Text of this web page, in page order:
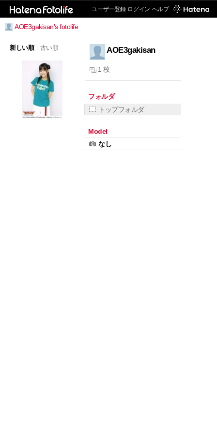
ユーザー登録 ログイン ヘルプ
AOE3gakisan's fotolife
新しい順 古い順 AOE3gakisan
1 枚
フォルダ
トップフォルダ
Model
なし